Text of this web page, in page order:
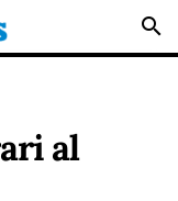
search
al